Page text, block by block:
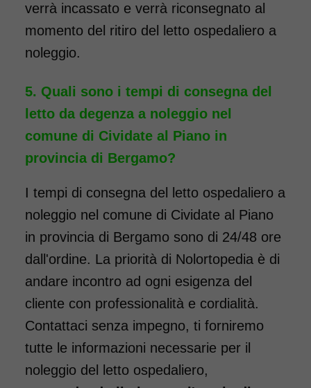
verrà incassato e verrà riconsegnato al
momento del ritiro del letto ospedaliero a
noleggio.
Quali sono i tempi di consegna del
letto da degenza a noleggio nel
comune di Cividate al Piano in
provincia di Bergamo?
I tempi di consegna del letto ospedaliero a
noleggio nel comune di Cividate al Piano
in provincia di Bergamo sono di 24/48 ore
dall'ordine. La priorità di Nolortopedia è di
andare incontro ad ogni esigenza del
cliente con professionalità e cordialità.
Contattaci senza impegno, ti forniremo
tutte le informazioni necessarie per il
noleggio del letto ospedaliero,